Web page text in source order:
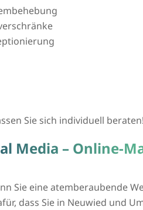
Sie sich individuell beraten!
Media – Online-
Sie eine atemberaubende
dass Sie in Neuwied und